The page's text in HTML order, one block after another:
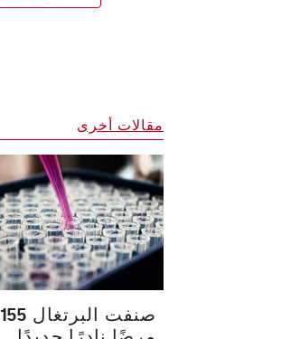
مقالات أخرى
صنفت البرتغال 155